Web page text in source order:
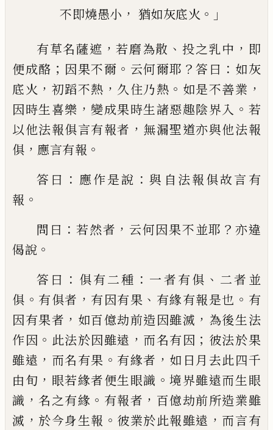
不即燒愚小 ， 猶如灰底火 。」
有草名薩遮 ，若磨為散 、 投之乳中 ， 即
便成酪 ； 因果不爾 。 云何爾耶 ？答曰 ： 如灰
底火 ， 初蹈不熱 ， 久住乃熱 。 如是不善業 ，
因時生喜樂 ，變成果時生諸惡趣陰界入 。 若
以他法報俱言有報者 ， 無漏聖道亦與他法報
俱 ， 應言有報 。
答曰 ： 應作是說 ：與自法報俱故言有
報 。
問 曰 ：若然者 ， 云何因果不並耶 ？ 亦違
偈說 。
答曰 ： 俱有二種 ： 一者有俱 、 二者並
俱 。 有俱者 ， 有因有果 、 有緣有報是也 。 有
因有果者 ， 如百億劫前造因雖滅 ， 為後生法
作因 。 此法於因雖遠 ， 而名有因 ； 彼法於果
雖遠 ， 而名有果 。 有緣者 ， 如日月去此四千
由旬 ， 眼若緣者便生眼識 。境界雖遠而生眼
識 ，名之有緣 。 有報者 ， 百億劫前所造業雖
滅 ， 於今身生報 。 彼業於此報雖遠 ， 而言有